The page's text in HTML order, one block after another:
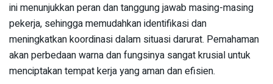
ini menunjukkan peran dan tanggung jawab masing-masing
pekerja, sehingga memudahkan identifikasi dan
meningkatkan koordinasi dalam situasi darurat. Pemahaman
akan perbedaan warna dan fungsinya sangat krusial untuk
menciptakan tempat kerja yang aman dan efisien.